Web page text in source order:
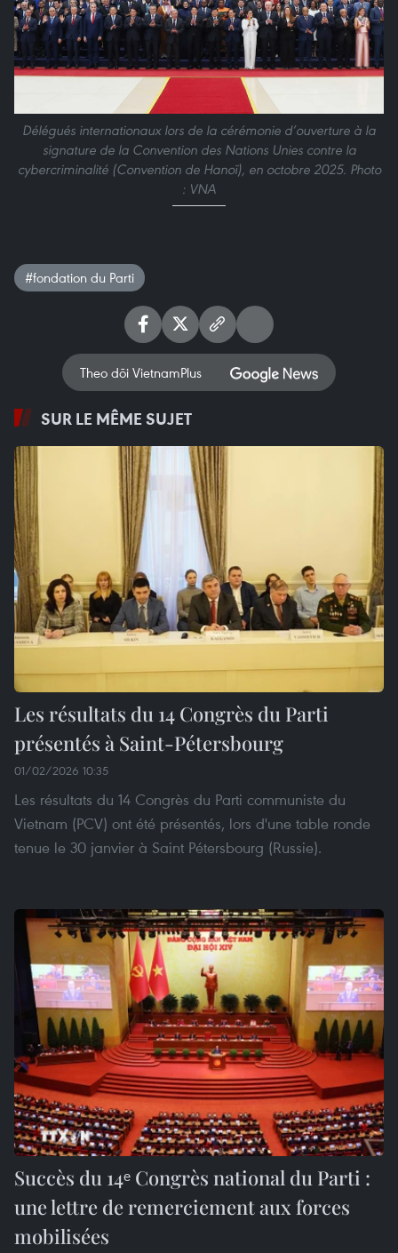
Délégués internationaux lors de la cérémonie d’ouverture à la
signature de la Convention des Nations Unies contre la
cybercriminalité (Convention de Hanoï), en octobre 2025. Photo
: VNA
#fondation du Parti
Theo dõi VietnamPlus
SUR LE MÊME SUJET
Les résultats du 14 Congrès du Parti
présentés à Saint-Pétersbourg
01/02/2026 10:35
Les résultats du 14 Congrès du Parti communiste du
Vietnam (PCV) ont été présentés, lors d'une table ronde
tenue le 30 janvier à Saint Pétersbourg (Russie).
Succès du 14ᵉ Congrès national du Parti :
une lettre de remerciement aux forces
mobilisées